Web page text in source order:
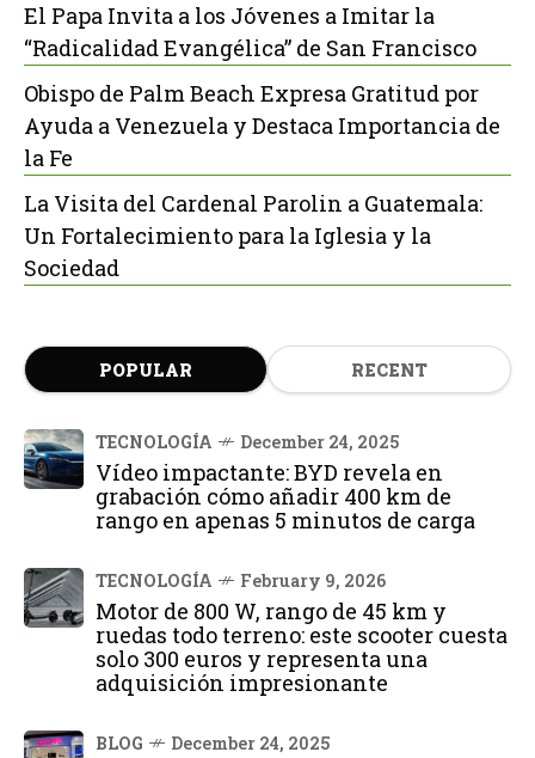
El Papa Invita a los Jóvenes a Imitar la
“Radicalidad Evangélica” de San Francisco
Obispo de Palm Beach Expresa Gratitud por
Ayuda a Venezuela y Destaca Importancia de
la Fe
La Visita del Cardenal Parolin a Guatemala:
Un Fortalecimiento para la Iglesia y la
Sociedad
POPULAR RECENT
TECNOLOGÍA December 24, 2025
Vídeo impactante: BYD revela en
grabación cómo añadir 400 km de
rango en apenas 5 minutos de carga
TECNOLOGÍA February 9, 2026
Motor de 800 W, rango de 45 km y
ruedas todo terreno: este scooter cuesta
solo 300 euros y representa una
adquisición impresionante
BLOG December 24, 2025